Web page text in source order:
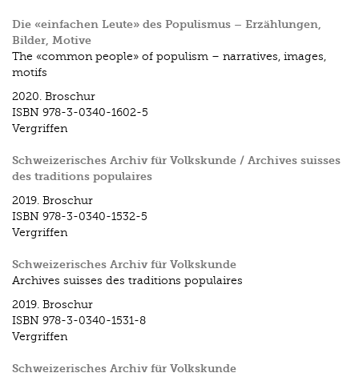
Die «einfachen Leute» des Populismus – Erzählungen,
Bilder, Motive
The «common people» of populism – narratives, images,
motifs
2020. Broschur
ISBN 978-3-0340-1602-5
Vergriffen
Schweizerisches Archiv für Volkskunde / Archives suisses
des traditions populaires
2019. Broschur
ISBN 978-3-0340-1532-5
Vergriffen
Schweizerisches Archiv für Volkskunde
Archives suisses des traditions populaires
2019. Broschur
ISBN 978-3-0340-1531-8
Vergriffen
Schweizerisches Archiv für Volkskunde